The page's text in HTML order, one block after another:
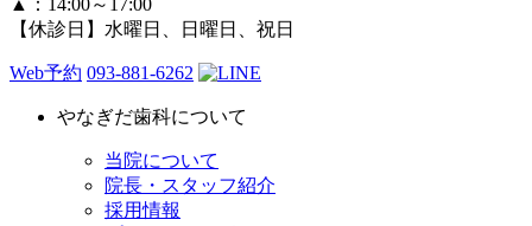
▲
：14:00～17:00
【休診日】水曜日、日曜日、祝日
Web予約 093-881-6262
やなぎだ歯科について
当院について
院長・スタッフ紹介
採用情報